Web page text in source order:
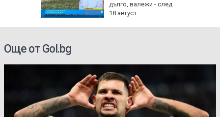
дълго, валежи - след
18 август
Още от Gol.bg